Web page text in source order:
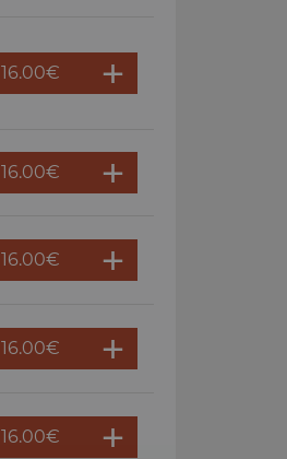
16.00€
16.00€
16.00€
16.00€
16.00€